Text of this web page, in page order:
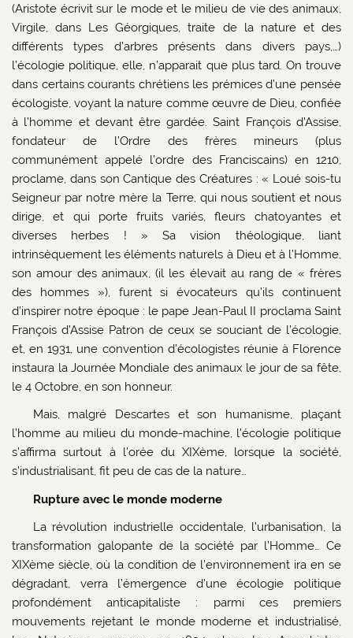
(Aristote écrivit sur le mode et le milieu de vie des animaux,
Virgile, dans Les Géorgiques, traite de la nature et des
différents types d’arbres présents dans divers pays,…)
l’écologie politique, elle, n’apparait que plus tard. On trouve
dans certains courants chrétiens les prémices d’une pensée
écologiste, voyant la nature comme œuvre de Dieu, confiée
à l’homme et devant être gardée. Saint François d’Assise,
fondateur de l’Ordre des frères mineurs (plus
communément appelé l’ordre des Franciscains) en 1210,
proclame, dans son Cantique des Créatures : « Loué sois-tu
Seigneur par notre mère la Terre, qui nous soutient et nous
dirige, et qui porte fruits variés, fleurs chatoyantes et
diverses herbes ! » Sa vision théologique, liant
intrinsèquement les éléments naturels à Dieu et à l’Homme,
son amour des animaux, (il les élevait au rang de « frères
des hommes »), furent si évocateurs qu’ils continuent
d’inspirer notre époque : le pape Jean-Paul II proclama Saint
François d’Assise Patron de ceux se souciant de l’écologie,
et, en 1931, une convention d’écologistes réunie à Florence
instaura la Journée Mondiale des animaux le jour de sa fête,
le 4 Octobre, en son honneur.
Mais, malgré Descartes et son humanisme, plaçant
l’homme au milieu du monde-machine, l’écologie politique
s’affirma surtout à l’orée du XIXème, lorsque la société,
s’industrialisant, fit peu de cas de la nature…
Rupture avec le monde moderne
La révolution industrielle occidentale, l’urbanisation, la
transformation galopante de la société par l’Homme… Ce
XIXème siècle, où la condition de l’environnement ira en se
dégradant, verra l’émergence d’une écologie politique
profondément anticapitaliste : parmi ces premiers
mouvements rejetant le monde moderne et industrialisé,